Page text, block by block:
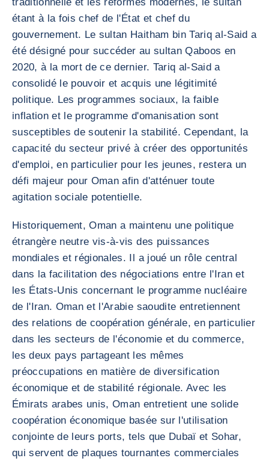
étant à la fois chef de l'État et chef du
gouvernement. Le sultan Haitham bin Tariq al-Said a
été désigné pour succéder au sultan Qaboos en
2020, à la mort de ce dernier. Tariq al-Said a
consolidé le pouvoir et acquis une légitimité
politique. Les programmes sociaux, la faible
inflation et le programme d'omanisation sont
susceptibles de soutenir la stabilité. Cependant, la
capacité du secteur privé à créer des opportunités
d'emploi, en particulier pour les jeunes, restera un
défi majeur pour Oman afin d'atténuer toute
agitation sociale potentielle.
Historiquement, Oman a maintenu une politique
étrangère neutre vis-à-vis des puissances
mondiales et régionales. Il a joué un rôle central
dans la facilitation des négociations entre l'Iran et
les États-Unis concernant le programme nucléaire
de l'Iran. Oman et l'Arabie saoudite entretiennent
des relations de coopération générale, en particulier
dans les secteurs de l'économie et du commerce,
les deux pays partageant les mêmes
préoccupations en matière de diversification
économique et de stabilité régionale. Avec les
Émirats arabes unis, Oman entretient une solide
coopération économique basée sur l'utilisation
conjointe de leurs ports, tels que Dubaï et Sohar,
qui servent de plaques tournantes commerciales